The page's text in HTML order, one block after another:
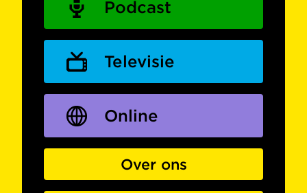
Podcast
Televisie
Online
Over ons